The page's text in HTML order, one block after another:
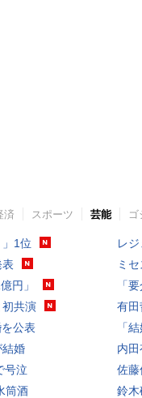
済 スポーツ 芸能 ゴ
」1位
円」
共演
公表
結婚
号泣
筒酒
レ
ミ
「
有田
「
内
佐藤
鈴木